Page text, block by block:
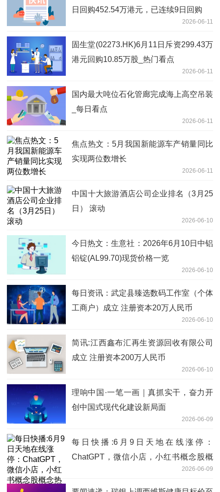
日回购452.54万港元，已连续9日回购
2026-06-11
固生堂(02273.HK)6月11日斥资299.43万
港元回购10.85万股_热门看点
2026-06-11
国内最大吨位石化管廊完成海上高空吊装
_每日看点
2026-06-11
焦点热文：5月我国新能源车产销量同比
实现两位数增长
2026-06-11
中国十大旅游酒店公司企业排名（3月25
日） 滚动
2026-06-10
今日热文：生意社：2026年6月10日中铝
铝锭(AL99.70)现货价格一览
2026-06-10
每日资讯：武定县臻选数码工作室（个体
工商户）成立 注册资本20万人民币
2026-06-10
简讯:江西鑫布汇再生资源回收有限公司
成立 注册资本200万人民币
2026-06-10
理响中国·一笔一画｜真抓实干，奋力开
创中国式现代化建设新局面
2026-06-09
每日快播:6月9日天地在线涨停：
ChatGPT，微信小店，小红书概念股概
2026-06-09